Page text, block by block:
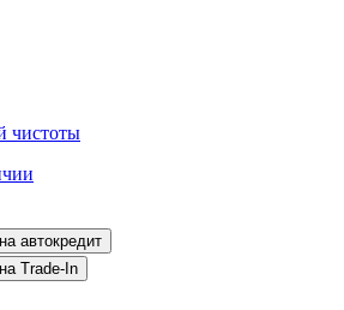
чистоты
на автокредит
на Trade-In